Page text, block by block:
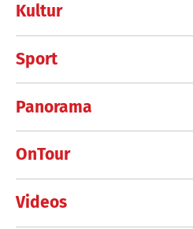
Kultur
Sport
Panorama
OnTour
Videos